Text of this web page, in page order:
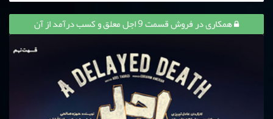
همکاری در فروش قسمت 9 اجل معلق و کسب درآمد از آن